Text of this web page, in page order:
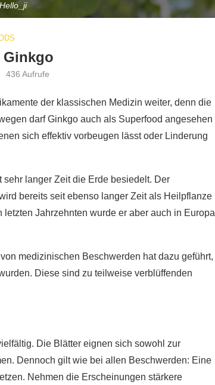
436 Aufrufe
der klassischen Medizin weiter, denn die
darf Ginkgo auch als Superfood angesehen
sich effektiv vorbeugen lässt oder Linderung
langer Zeit die Erde besiedelt. Der
bereits seit ebenso langer Zeit als Heilpflanze
Jahrzehnten wurde er aber auch in Europa
medizinischen Beschwerden hat dazu geführt,
Diese sind zu teilweise verblüffenden
Die Blätter eignen sich sowohl zur
Dennoch gilt wie bei allen Beschwerden: Eine
Nehmen die Erscheinungen stärkere